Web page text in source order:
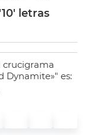
letras
crucigrama
Dynamite»" es: